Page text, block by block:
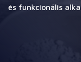
és funkcionális